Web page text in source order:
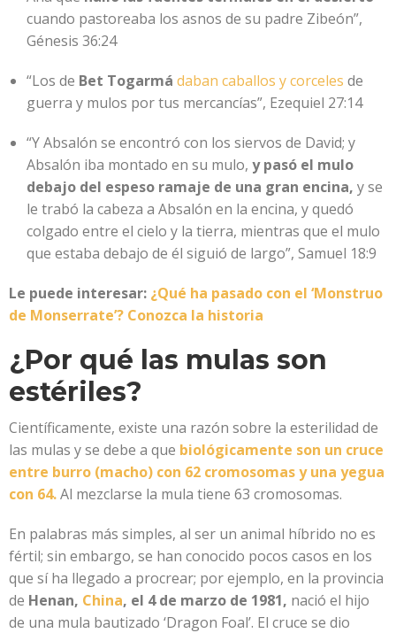
cuando pastoreaba los asnos de su padre Zibeón”,
Génesis 36:24
“Los de Bet Togarmá daban caballos y corceles de
guerra y mulos por tus mercancías”, Ezequiel 27:14
“Y Absalón se encontró con los siervos de David; y
Absalón iba montado en su mulo, y pasó el mulo
debajo del espeso ramaje de una gran encina, y se
le trabó la cabeza a Absalón en la encina, y quedó
colgado entre el cielo y la tierra, mientras que el mulo
que estaba debajo de él siguió de largo”, Samuel 18:9
Le puede interesar: ¿Qué ha pasado con el ‘Monstruo
de Monserrate’? Conozca la historia
¿Por qué las mulas son
estériles?
Científicamente, existe una razón sobre la esterilidad de
las mulas y se debe a que biológicamente son un cruce
entre burro (macho) con 62 cromosomas y una yegua
con 64.Al mezclarse la mula tiene 63 cromosomas.
En palabras más simples, al ser un animal híbrido no es
fértil; sin embargo, se han conocido pocos casos en los
que sí ha llegado a procrear; por ejemplo, en la provincia
de Henan, China, el 4 de marzo de 1981, nació el hijo
de una mula bautizado ‘Dragon Foal’. El cruce se dio